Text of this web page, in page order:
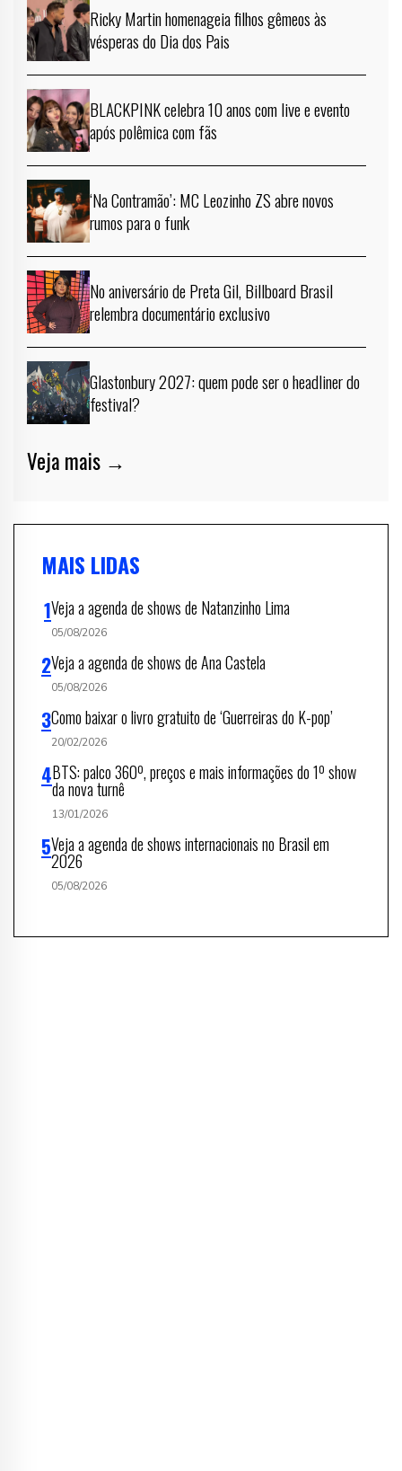
Ricky Martin homenageia filhos gêmeos às
vésperas do Dia dos Pais
BLACKPINK celebra 10 anos com live e evento
após polêmica com fãs
‘Na Contramão’: MC Leozinho ZS abre novos
rumos para o funk
No aniversário de Preta Gil, Billboard Brasil
relembra documentário exclusivo
Glastonbury 2027: quem pode ser o headliner do
festival?
Veja mais →
MAIS LIDAS
Veja a agenda de shows de Natanzinho Lima
05/08/2026
Veja a agenda de shows de Ana Castela
05/08/2026
Como baixar o livro gratuito de ‘Guerreiras do K-pop’
20/02/2026
BTS: palco 360º, preços e mais informações do 1º show
da nova turnê
13/01/2026
Veja a agenda de shows internacionais no Brasil em
2026
05/08/2026